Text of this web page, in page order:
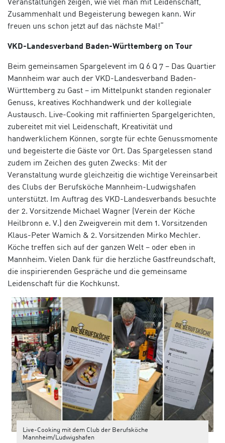
Zusammenhalt und Begeisterung bewegen kann. Wir
freuen uns schon jetzt auf das nächste Mal!“
VKD-Landesverband Baden-Württemberg on Tour
Beim gemeinsamen Spargelevent im Q 6 Q 7 – Das Quartier
Mannheim war auch der VKD-Landesverband Baden-
Württemberg zu Gast – im Mittelpunkt standen regionaler
Genuss, kreatives Kochhandwerk und der kollegiale
Austausch. Live-Cooking mit raffinierten Spargelgerichten,
zubereitet mit viel Leidenschaft, Kreativität und
handwerklichem Können, sorgte für echte Genussmomente
und begeisterte die Gäste vor Ort. Das Spargelessen stand
zudem im Zeichen des guten Zwecks: Mit der
Veranstaltung wurde gleichzeitig die wichtige Vereinsarbeit
des Clubs der Berufsköche Mannheim-Ludwigshafen
unterstützt. Im Auftrag des VKD-Landesverbands besuchte
der 2. Vorsitzende Michael Wagner (Verein der Köche
Heilbronn e. V.) den Zweigverein mit dem 1. Vorsitzenden
Klaus-Peter Wamich & 2. Vorsitzenden Mirko Mechler.
Köche treffen sich auf der ganzen Welt – oder eben in
Mannheim. Vielen Dank für die herzliche Gastfreundschaft,
die inspirierenden Gespräche und die gemeinsame
Leidenschaft für die Kochkunst.
Live-Cooking mit dem Club der Berufsköche
Mannheim/Ludwigshafen